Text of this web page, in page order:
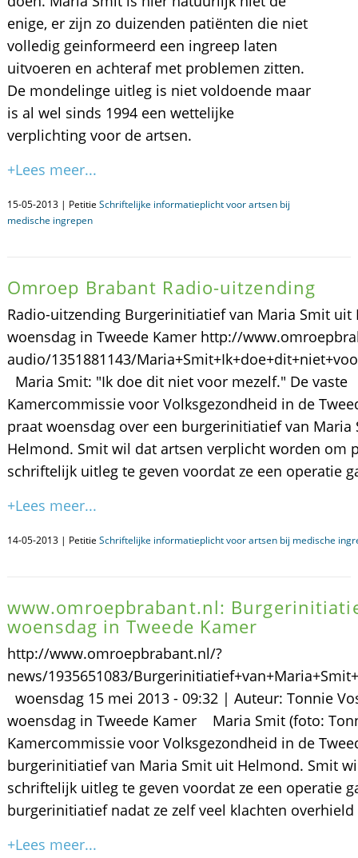
enige, er zijn zo duizenden patiënten die niet
volledig geinformeerd een ingreep laten
uitvoeren en achteraf met problemen zitten.
De mondelinge uitleg is niet voldoende maar
is al wel sinds 1994 een wettelijke
verplichting voor de artsen.
+Lees meer...
15-05-2013 | Petitie Schriftelijke informatieplicht voor artsen bij
medische ingrepen
Omroep Brabant Radio-uitzending
Radio-uitzending Burgerinitiatief van Maria Smit uit
woensdag in Tweede Kamer http://
audio/1351881143/
Maria Smit: "Ik doe dit niet voor mezelf." De vaste
Kamercommissie voor Volksgezondheid in de
praat woensdag over een burgerinitiatief van Maria
Helmond. Smit wil dat artsen verplicht worden om
schriftelijk uitleg te geven voordat ze een operatie
+Lees meer...
14-05-2013 | Petitie Schriftelijke informatieplicht voor artsen bij medische
www.omroepbrabant.nl:
woensdag in Tweede Kamer
http://www.omroepbrabant.nl/?
news/1935651083/
woensdag 15 mei 2013 - 09:32 | Auteur: Tonnie
woensdag in Tweede Kamer Maria Smit (foto:
Kamercommissie voor Volksgezondheid in de
burgerinitiatief van Maria Smit uit Helmond. Smit
schriftelijk uitleg te geven voordat ze een operatie
burgerinitiatief nadat ze zelf veel klachten
+Lees meer...